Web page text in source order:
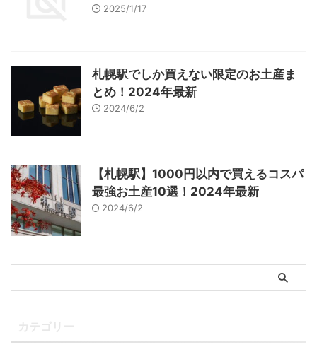
2025/1/17
札幌駅でしか買えない限定のお土産ま
とめ！2024年最新
2024/6/2
【札幌駅】1000円以内で買えるコスパ
最強お土産10選！2024年最新
2024/6/2